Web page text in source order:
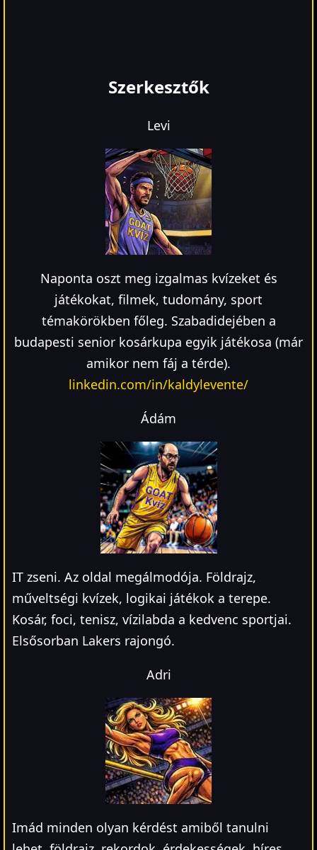
Szerkesztők
Levi
Naponta oszt meg izgalmas kvízeket és
játékokat, filmek, tudomány, sport
témakörökben főleg. Szabadidejében a
budapesti senior kosárkupa egyik játékosa (már
amikor nem fáj a térde).
linkedin.com/in/kaldylevente/
Ádám
IT zseni. Az oldal megálmodója. Földrajz,
műveltségi kvízek, logikai játékok a terepe.
Kosár, foci, tenisz, vízilabda a kedvenc sportjai.
Elsősorban Lakers rajongó.
Adri
Imád minden olyan kérdést amiből tanulni